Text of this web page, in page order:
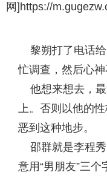
网]https://
黎朔打了电话给
忙调查，然后心神
他想来想去，最
上。否则以他的
恶到这种地步。
邵群就是李程秀
意用“男朋友”三